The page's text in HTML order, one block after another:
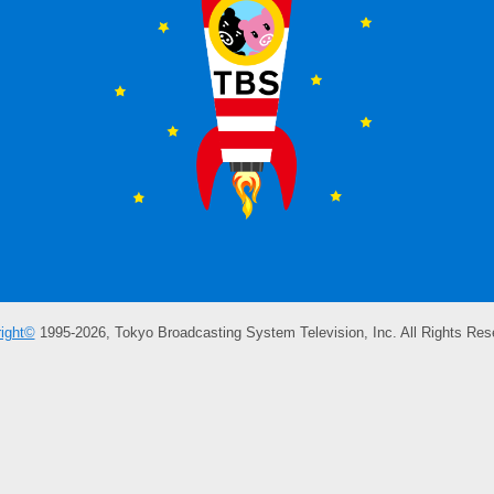
1995-2026, Tokyo Broadcasting System Television, Inc. All Rights